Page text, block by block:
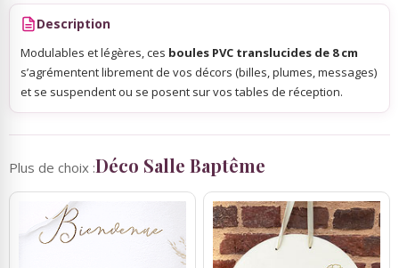
Description
Modulables et légères, ces boules PVC translucides de 8 cm
s’agrémentent librement de vos décors (billes, plumes, messages)
et se suspendent ou se posent sur vos tables de réception.
Plus de choix :Déco Salle Baptême